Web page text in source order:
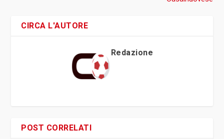
CIRCA L'AUTORE
Redazione
POST CORRELATI